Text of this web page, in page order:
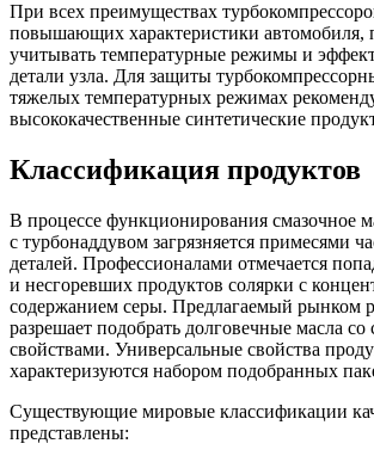
При всех преимуществах
повышающих характеристики автомобиля,
учитывать температурные режимы и
детали узла. Для защиты
тяжелых температурных режимах
высококачественные синтетические
Классификация продуктов
В процессе функционирования смазочное
с турбонаддувом загрязняется примесями
деталей. Профессионалами отмечается
и несгоревших продуктов солярки с
содержанием серы. Предлагаемый рынком
разрешает подобрать долговечные масла
свойствами. Универсальные свойства
характеризуются набором подобранных
Существующие мировые классификации
представлены: